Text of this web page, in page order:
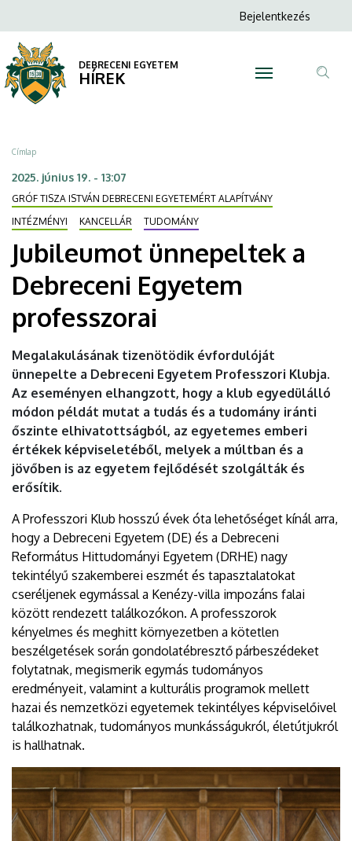
ünnepeltek
a
Debreceni
Egyetem
professzorai
DEBRECENI
EGYETEM
a
tartalomra
Anonim
menüje
Bejelentkezés
DEBRECENI EGYETEM
HÍREK
Morzsa
Címlap
2025. június 19. - 13:07
GRÓF TISZA ISTVÁN DEBRECENI EGYETEMÉRT ALAPÍTVÁNY
INTÉZMÉNYI
KANCELLÁR TUDOMÁNY
Jubileumot ünnepeltek a
Debreceni Egyetem
professzorai
Megalakulásának tizenötödik évfordulóját
ünnepelte a Debreceni Egyetem Professzori Klubja.
Az eseményen elhangzott, hogy a klub egyedülálló
módon példát mutat a tudás és a tudomány iránti
őszinte elhivatottságból, az egyetemes emberi
értékek képviseletéből, melyek a múltban és a
jövőben is az egyetem fejlődését szolgálták és
erősítik.
A Professzori Klub hosszú évek óta lehetőséget kínál arra,
hogy a Debreceni Egyetem (DE) és a Debreceni
Református Hittudományi Egyetem (DRHE) nagy
tekintélyű szakemberei eszmét és tapasztalatokat
cseréljenek egymással a Kenézy-villa impozáns falai
között rendezett találkozókon. A professzorok
kényelmes és meghitt környezetben a kötetlen
beszélgetések során gondolatébresztő párbeszédeket
folytatnak, megismerik egymás tudományos
eredményeit, valamint a kulturális programok mellett
hazai és nemzetközi egyetemek tekintélyes képviselőivel
találkozhatnak, tudományos munkásságukról, életútjukról
is hallhatnak.